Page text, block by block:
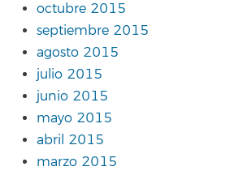
octubre 2015
septiembre 2015
agosto 2015
julio 2015
junio 2015
mayo 2015
abril 2015
marzo 2015